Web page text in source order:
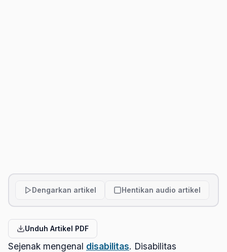
Dengarkan artikel Hentikan audio artikel
Unduh Artikel PDF
Sejenak mengenal disabilitas. Disabilitas